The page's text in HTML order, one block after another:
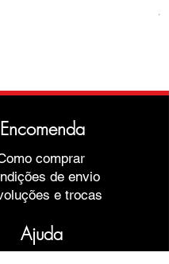
Encomenda
comprar
de envio
e trocas
Ajuda